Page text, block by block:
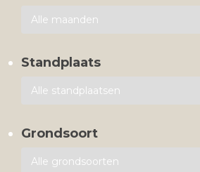
Standplaats
Grondsoort